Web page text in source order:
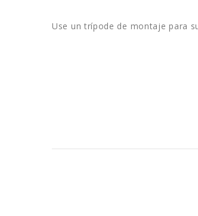
Use un trípode de montaje para